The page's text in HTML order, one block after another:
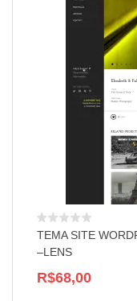
TEMA SITE
–LENS
R$68,00